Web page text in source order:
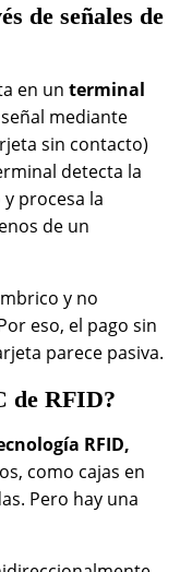
de señales de
en unterminal
mediante
sin contacto)
detecta la
procesa la
de un
y no
eso, el pago sin
parece pasiva.
de RFID?
RFID,
como cajas en
Pero hay una